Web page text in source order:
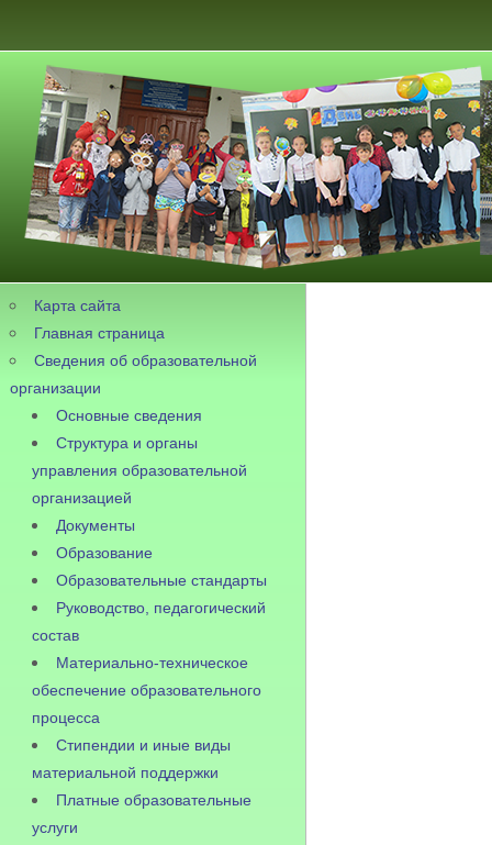
Карта сайта
Главная страница
Сведения об образовательной
организации
Основные сведения
Структура и органы
управления образовательной
организацией
Документы
Образование
Образовательные стандарты
Руководство, педагогический
состав
Материально-техническое
обеспечение образовательного
процесса
Стипендии и иные виды
материальной поддержки
Платные образовательные
услуги